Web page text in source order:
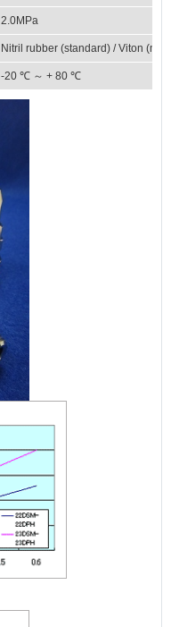
2.0MPa
Nitril rubber (standard) / Viton
-20 ℃ ～ + 80 ℃